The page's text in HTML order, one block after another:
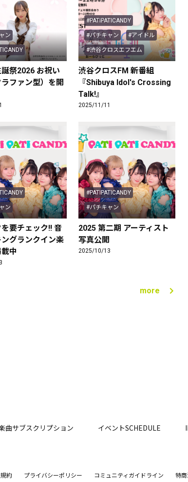
ン
祭2026 お祝い
ファン型）を開
#PATIPATICANDY
#パチキャン #アイドル
#渋谷クロスエフエム
渋谷クロスFM 新番組
『Shibuya Idol's Crossing
Talk!』
2025/11/11
ン
要チェック!! 音
グランクイン楽
中
#PATIPATICANDY
#パチキャン
2025 第二期 アーティスト
写真公開
2025/10/13
more
曲サブスクリプション イベントSCHEDULE
約 プライバシーポリシー コミュニティガイドライン 特